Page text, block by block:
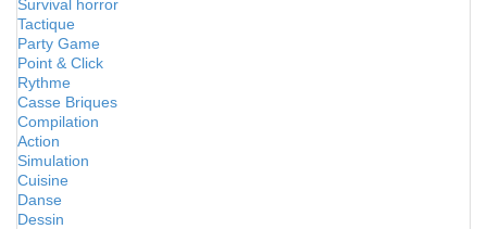
Survival horror
Tactique
Party Game
Point & Click
Rythme
Casse Briques
Compilation
Action
Simulation
Cuisine
Danse
Dessin